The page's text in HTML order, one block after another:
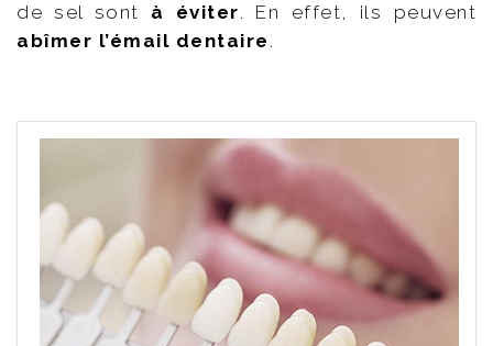
de sel sont à éviter. En effet, ils peuvent
abîmer l’émail dentaire .